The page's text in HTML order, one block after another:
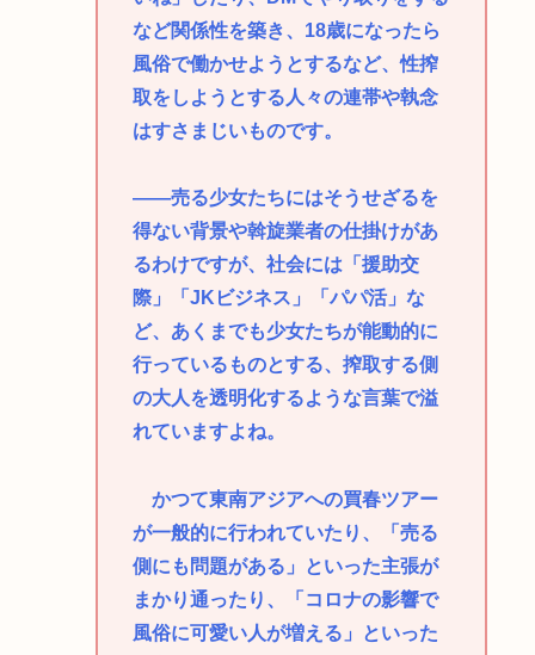
など関係性を築き、18歳になったら
風俗で働かせようとするなど、性搾
取をしようとする人々の連帯や執念
はすさまじいものです。
――売る少女たちにはそうせざるを
得ない背景や斡旋業者の仕掛けがあ
るわけですが、社会には「援助交
際」「JKビジネス」「パパ活」な
ど、あくまでも少女たちが能動的に
行っているものとする、搾取する側
の大人を透明化するような言葉で溢
れていますよね。
かつて東南アジアへの買春ツアー
が一般的に行われていたり、「売る
側にも問題がある」といった主張が
まかり通ったり、「コロナの影響で
風俗に可愛い人が増える」といった